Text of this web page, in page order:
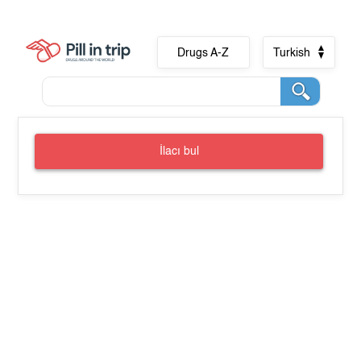
Drugs A-Z Turkish
İlacı bul